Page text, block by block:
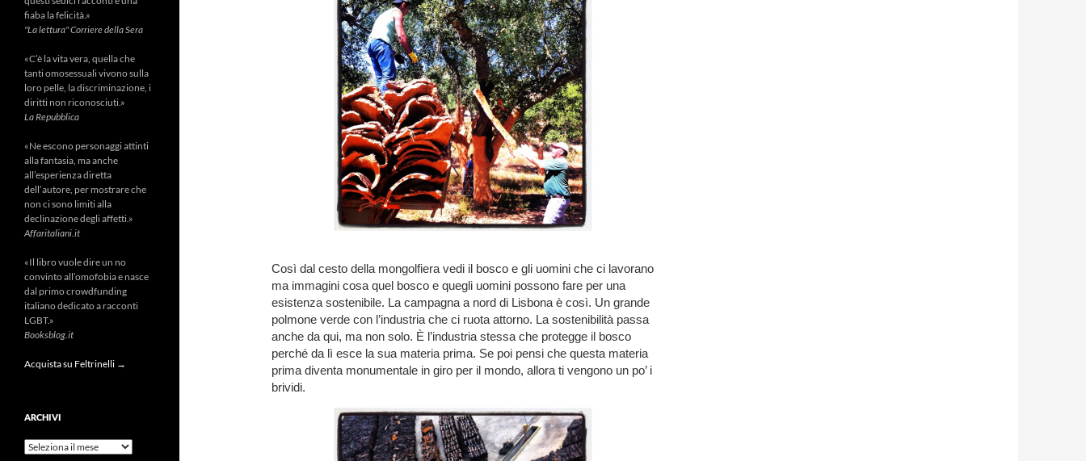
Così dal cesto della mongolfiera vedi il bosco e gli uomini che ci lavorano
ma immagini cosa quel bosco e quegli uomini possono fare per una
esistenza sostenibile. La campagna a nord di Lisbona è così. Un grande
polmone verde con l’industria che ci ruota attorno. La sostenibilità passa
anche da qui, ma non solo. È l’industria stessa che protegge il bosco
perché da lì esce la sua materia prima. Se poi pensi che questa materia
prima diventa monumentale in giro per il mondo, allora ti vengono un po’ i
brividi.
fiaba la felicità.»
"La lettura" Corriere della Sera
«C’è la vita vera, quella che
tanti omosessuali vivono sulla
loro pelle, la discriminazione, i
diritti non riconosciuti.»
La Repubblica
«Ne escono personaggi attinti
alla fantasia, ma anche
all’esperienza diretta
dell’autore, per mostrare che
non ci sono limiti alla
declinazione degli affetti.»
Affaritaliani.it
«Il libro vuole dire un no
convinto all’omofobia e nasce
dal primo crowdfunding
italiano dedicato a racconti
LGBT.»
Booksblog.it
Acquista su Feltrinelli →
ARCHIVI
Archivi